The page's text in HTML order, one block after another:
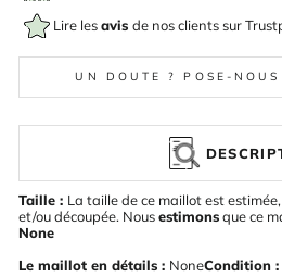
Lire lesavis de nos clients sur
UN DOUTE ? POSE-
Taille : La taille de ce maillot est
et/ou découpée. Nousestimonsque ce
None
Le maillot en détails : NoneCondition :